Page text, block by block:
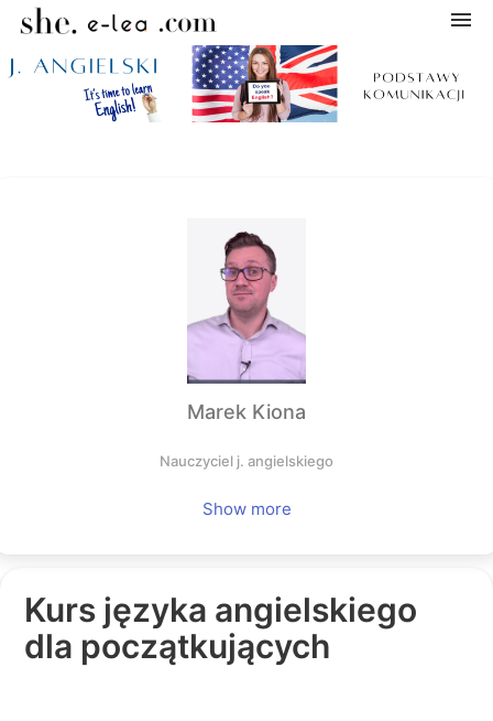
Navigation
Home
Marek Kiona
Nauczyciel j. angielskiego
Show more
Kurs języka angielskiego
dla początkujących